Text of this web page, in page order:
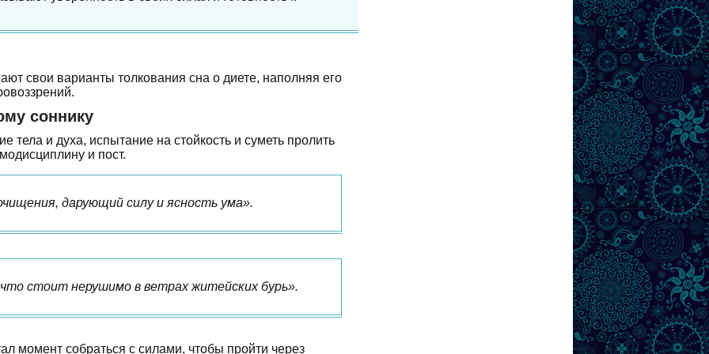
свои варианты толкования сна о диете, наполняя его
соннику
тела и духа, испытание на стойкость и суметь пролить
и пост.
дарующий силу и ясность ума».
что стоит нерушимо в ветрах житейских бурь».
момент собраться с силами, чтобы пройти через